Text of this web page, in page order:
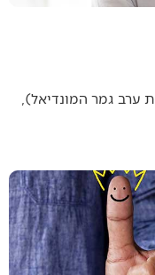
גמר המונדיאל),